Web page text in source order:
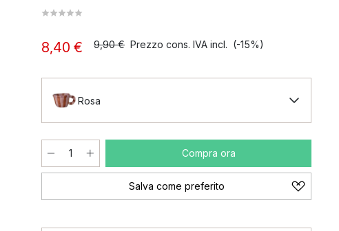
8,40 € 9,90 € Prezzo cons. IVA incl. (-15%)
Rosa
Compra ora
Salva come preferito